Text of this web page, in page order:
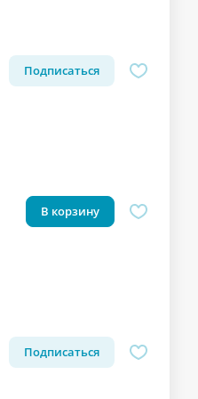
Подписаться
В корзину
Подписаться